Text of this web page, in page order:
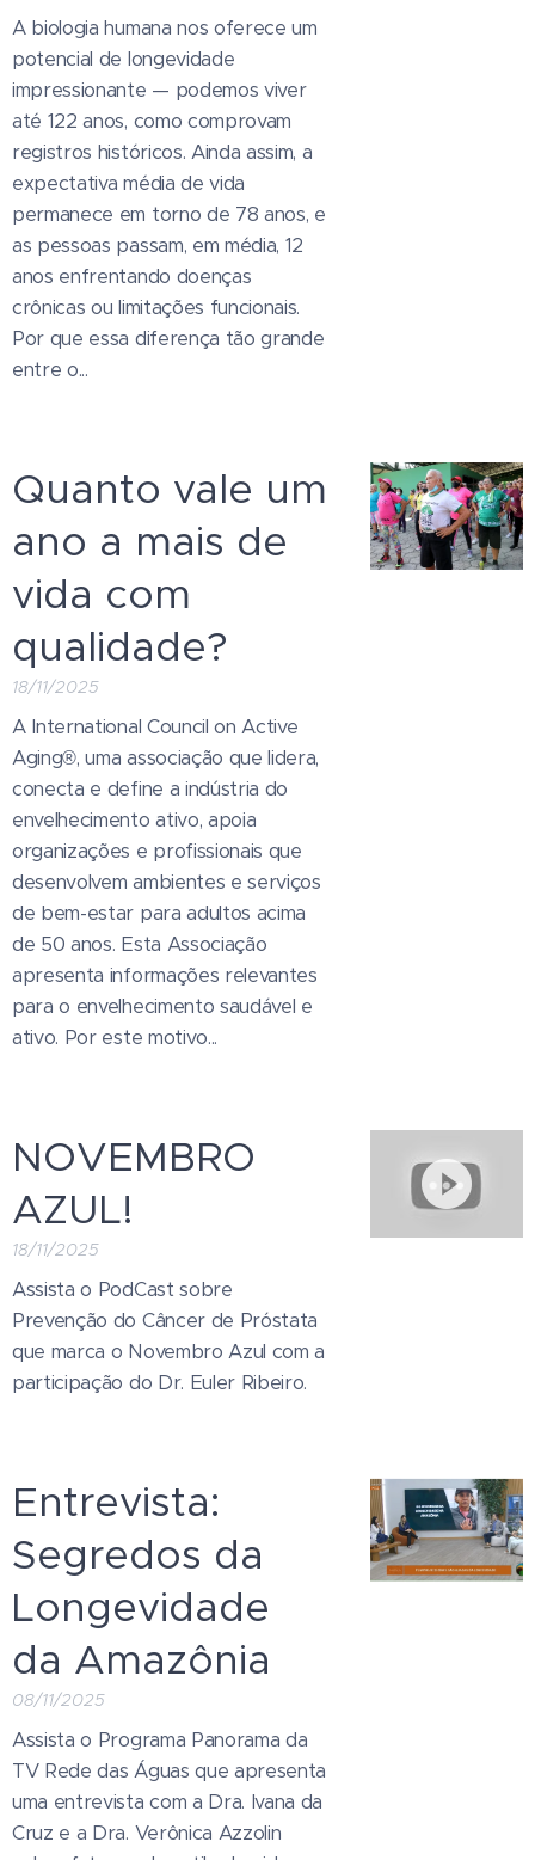
A biologia humana nos oferece um
potencial de longevidade
impressionante — podemos viver
até 122 anos, como comprovam
registros históricos. Ainda assim, a
expectativa média de vida
permanece em torno de 78 anos, e
as pessoas passam, em média, 12
anos enfrentando doenças
crônicas ou limitações funcionais.
Por que essa diferença tão grande
entre o...
Quanto vale um
ano a mais de
vida com
qualidade?
18/11/2025
A International Council on Active
Aging®, uma associação que lidera,
conecta e define a indústria do
envelhecimento ativo, apoia
organizações e profissionais que
desenvolvem ambientes e serviços
de bem-estar para adultos acima
de 50 anos. Esta Associação
apresenta informações relevantes
para o envelhecimento saudável e
ativo. Por este motivo...
NOVEMBRO
AZUL!
18/11/2025
Assista o PodCast sobre
Prevenção do Câncer de Próstata
que marca o Novembro Azul com a
participação do Dr. Euler Ribeiro.
Entrevista:
Segredos da
Longevidade
da Amazônia
08/11/2025
Assista o Programa Panorama da
TV Rede das Águas que apresenta
uma entrevista com a Dra. Ivana da
Cruz e a Dra. Verônica Azzolin